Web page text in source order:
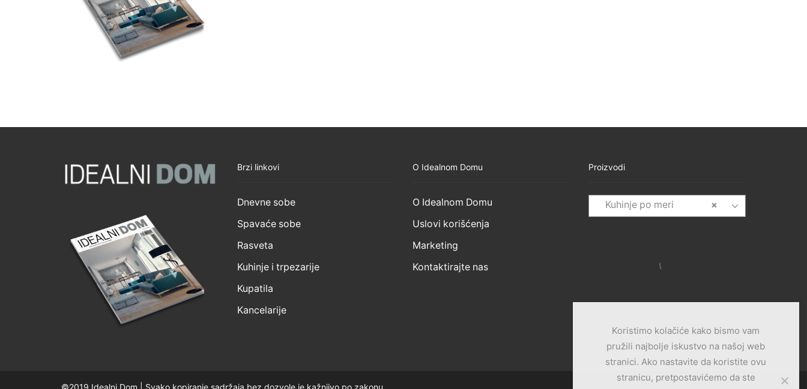
Brzi linkovi
Dnevne sobe
Spavaće sobe
Rasveta
Kuhinje i trpezarije
Kupatila
Kancelarije
O Idealnom Domu
O Idealnom Domu
Uslovi korišćenja
Marketing
Kontaktirajte nas
Proizvodi
×
Kuhinje po meri
©2019 Idealni Dom | Svako kopiranje sadržaja bez dozvole je kažnjivo po zakonu.
Koristimo kolačiće kako bismo vam
pružili najbolje iskustvo na našoj web
stranici. Ako nastavite da koristite ovu
stranicu, pretpostavićemo da ste